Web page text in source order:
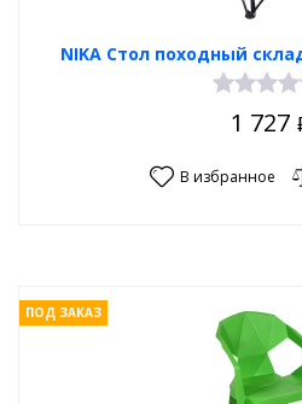
NIKA Стол походный
1 727
В избранное
ПОД ЗАКАЗ